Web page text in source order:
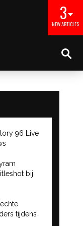
3
NEW ARTICLES
96 Live
bij
tijdens